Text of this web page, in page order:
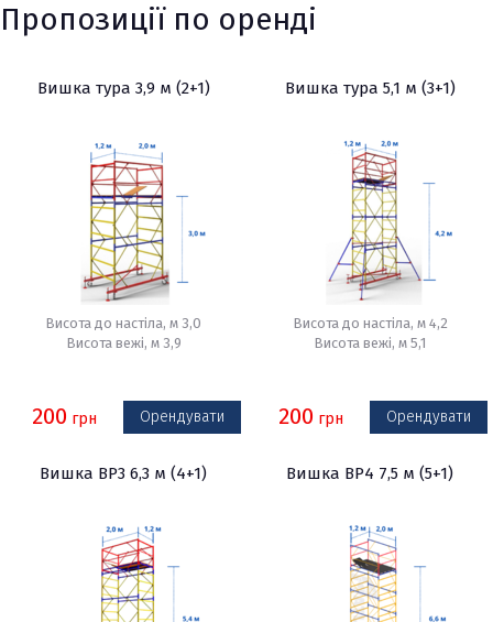
Пропозиції по оренді
Вишка тура 3,9 м (2+1)
Висота до настіла, м 3,0
Висота вежі, м 3,9
200 грн Орендувати
Вишка тура 5,1 м (3+1)
Висота до настіла, м 4,2
Висота вежі, м 5,1
200 грн Орендувати
Вишка ВР3 6,3 м (4+1) Вишка ВР4 7,5 м (5+1)